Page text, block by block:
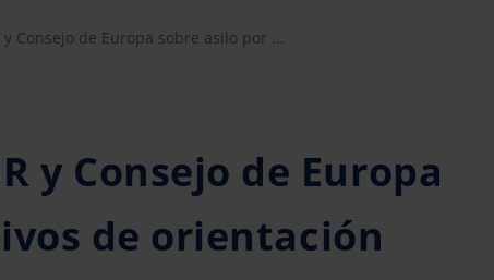
Consejo de Europa sobre asilo por ...
y Consejo de Europa
de orientación